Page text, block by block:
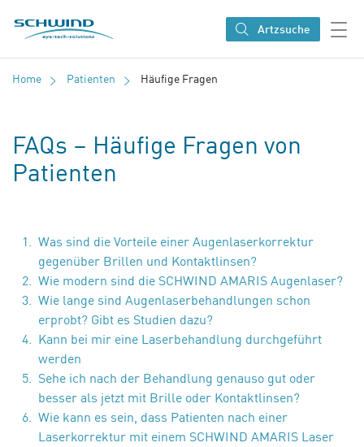
SCHWIND eye-tech solutions
Artzsuche
Home Patienten Häufige Fragen
FAQs – Häufige Fragen von
Patienten
Was sind die Vorteile einer Augenlaserkorrektur
gegenüber Brillen und Kontaktlinsen?
Wie modern sind die SCHWIND AMARIS Augenlaser?
Wie lange sind Augenlaserbehandlungen schon
erprobt? Gibt es Studien dazu?
Kann bei mir eine Laserbehandlung durchgeführt
werden
Sehe ich nach der Behandlung genauso gut oder
besser als jetzt mit Brille oder Kontaktlinsen?
Wie kann es sein, dass Patienten nach einer
Laserkorrektur mit einem SCHWIND AMARIS Laser